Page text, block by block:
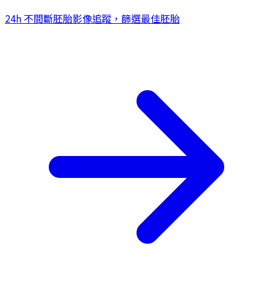
24h 不間斷胚胎影像追蹤，篩選最佳胚胎